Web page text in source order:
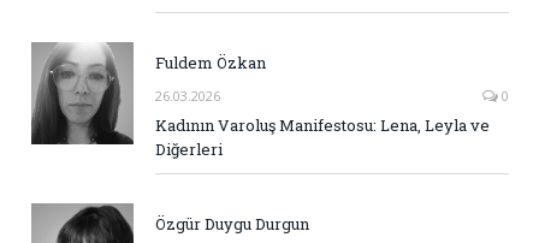
Fuldem Özkan
26.03.2026 0
Kadının Varoluş Manifestosu: Lena, Leyla ve
Diğerleri
Özgür Duygu Durgun